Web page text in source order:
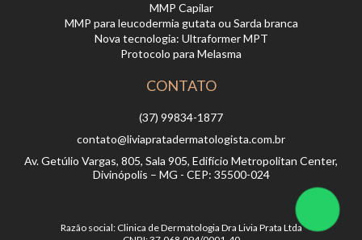
MMP Capilar
MMP para leucodermia gutata ou Sarda branca
Nova tecnologia: Ultraformer MPT
Protocolo para Melasma
CONTATO
(37) 99834-1877
contato@liviapratadermatologista.com.br
Av. Getúlio Vargas, 805, Sala 905, Edifício Metropolitan Center,
Divinópolis – MG - CEP: 35500-024
Razão social: Clinica de Dermatologia Dra Livia Prata Ltda